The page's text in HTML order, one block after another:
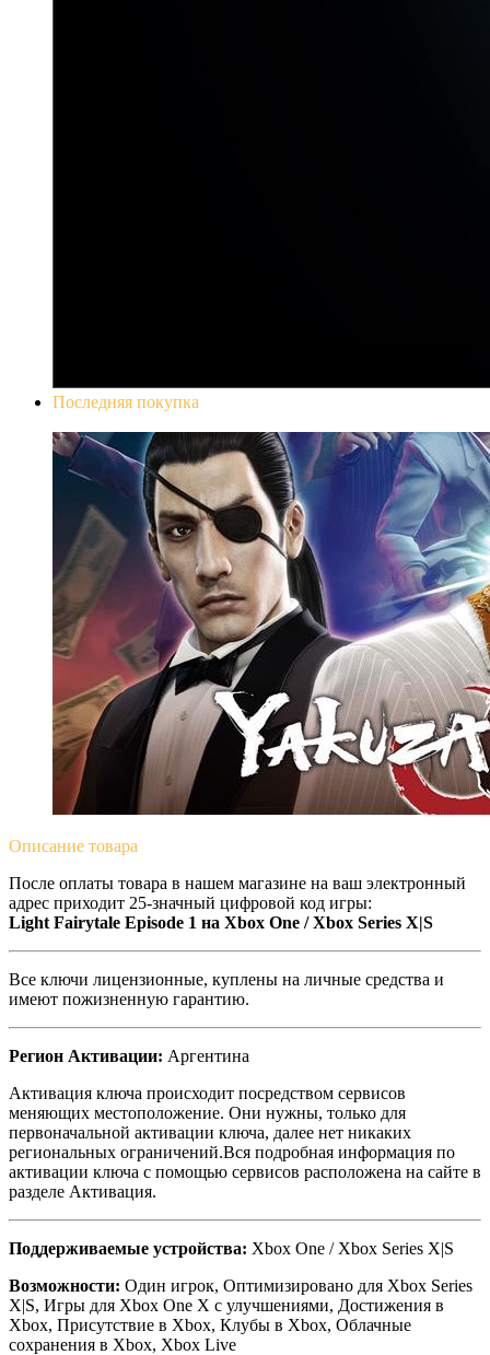
Последняя покупка
Описание товара
После оплаты товара в нашем магазине на ваш электронный
адрес приходит 25-значный цифровой код игры:
Light Fairytale Episode 1 на Xbox One / Xbox Series X|S
Все ключи лицензионные, куплены на личные средства и
имеют пожизненную гарантию.
Регион Активации: Аргентина
Активация ключа происходит посредством сервисов
меняющих местоположение. Они нужны, только для
первоначальной активации ключа, далее нет никаких
региональных ограничений.Вся подробная информация по
активации ключа с помощью сервисов расположена на сайте в
разделе Активация.
Поддерживаемые устройства: Xbox One / Xbox Series X|S
Возможности: Один игрок, Оптимизировано для Xbox Series
X|S, Игры для Xbox One X с улучшениями, Достижения в
Xbox, Присутствие в Xbox, Клубы в Xbox, Облачные
сохранения в Xbox, Xbox Live